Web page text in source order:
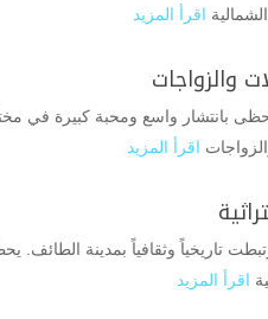
اقرأ المزيد
والزواجات
بانتشار واسع ومحبة كبيرة في
اقرأ المزيد
تاريخياً وثقافياً بمدينة الطائف.
اقرأ المزيد